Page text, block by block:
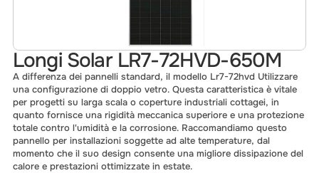
Longi Solar LR7-72HVD-650M
A differenza dei pannelli standard, il modello Lr7-72hvd Utilizzare
una configurazione di doppio vetro. Questa caratteristica è vitale
per progetti su larga scala o coperture industriali cottagei, in
quanto fornisce una rigidità meccanica superiore e una protezione
totale contro l'umidità e la corrosione. Raccomandiamo questo
pannello per installazioni soggette ad alte temperature, dal
momento che il suo design consente una migliore dissipazione del
calore e prestazioni ottimizzate in estate.